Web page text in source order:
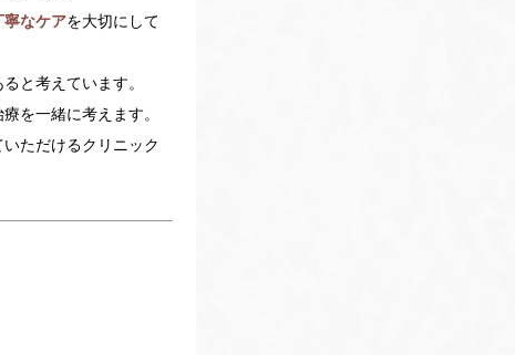
寧なケアを大切にして
と考えています。
を一緒に考えます。
ただけるクリニック